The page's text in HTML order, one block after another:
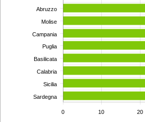
Abruzzo
Molise
Campania
Puglia
Basilicata
Calabria
Sicilia
Sardegna
0 10 20